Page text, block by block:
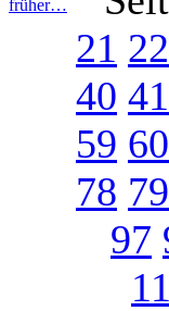
früher…
21 22
40 41
59 60
78 79
97